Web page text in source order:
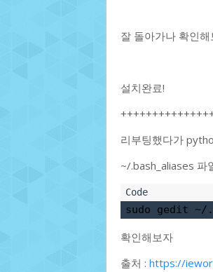
잘 돌아가나 확인해
설치완료!
리부팅했다가
~/.bash_aliases 파
sudo gedit ~/
확인해보자
출처 : https://